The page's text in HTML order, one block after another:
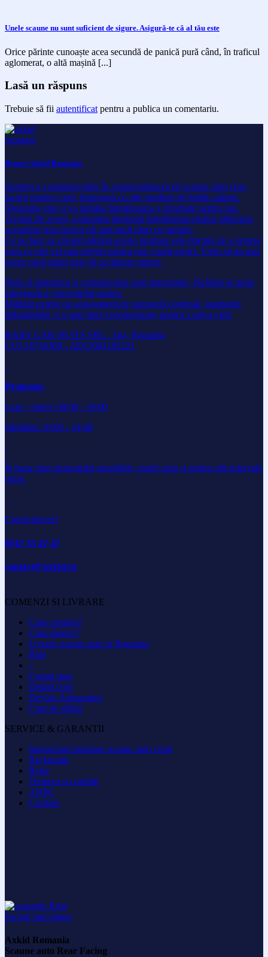
Unele scaune nu sunt suficient de sigure. Asigură-te că al tău este
Orice părinte cunoaște acea secundă de panică pură când, în traficul
aglomerat, o altă mașină [...]
Lasă un răspuns
Trebuie să fii autentificat pentru a publica un comentariu.
Despre Axkid Romania
Suntem o companie-lider în comercializarea de scaune auto rear-
facing pentru copii, împreună cu alte produse de înaltă calitate.
Siguranța este și va rămâne întotdeauna o prioritate pentru noi.
Tocmai de aceea, compania pledează întotdeauna pentru utilizarea
scaunelor rear-facing cât mai mult timp cu putință.
Ce ne face sa comercializăm aceste produse este dorința de a proteja
ceea ce este cel mai prețios pentru noi: copiii noștri. Vrem să nu mai
avem copii răniți grav în accidente rutiere.
Știm că instruirea și comunicarea sunt importante, făcându-le parte
integrantă a conceptului nostru.
Milităm pentru un angajament de siguranță continuă, standarde
îmbunătățite și o mai mare conștientizare pentru a salva vieți.
BABY CAR SEATS SRL - Iasi, Romania
CUI 34734389 - J2015001185221
Program:
Luni - vineri: 09:00 - 16:00
Sâmbătă: 10:00 - 14:00
În baza unei programări prealabile, puteți opta și pentru alte intervale
orare.
Contactati-ne!
0747 35 47 47
contact@axkid.ro
COMENZI SI LIVRARE
Cum cumpar?
Cum platesc?
Livrare scaune auto in Romania
Rate
–
Contul meu
Detalii cont
Devino Ambasador
Cont de afiliat
SERVICE & GARANTII
Instructiuni instalare scaune auto copii
Reclamatii
Retur
Termeni si conditii
ANPC
Cookies
Axkid Romania
Scaune auto Rear Facing